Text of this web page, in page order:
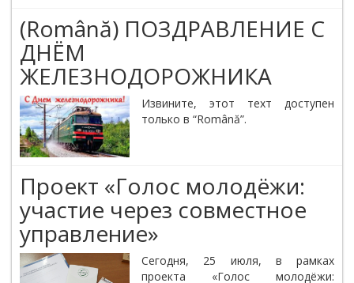
(Română) ПОЗДРАВЛЕНИЕ С
ДНЁМ
ЖЕЛЕЗНОДОРОЖНИКА
Извините, этот техт доступен
только в “Română”.
Проект «Голос молодёжи:
участие через совместное
управление»
Сегодня, 25 июля, в рамках
проекта «Голос молодёжи: